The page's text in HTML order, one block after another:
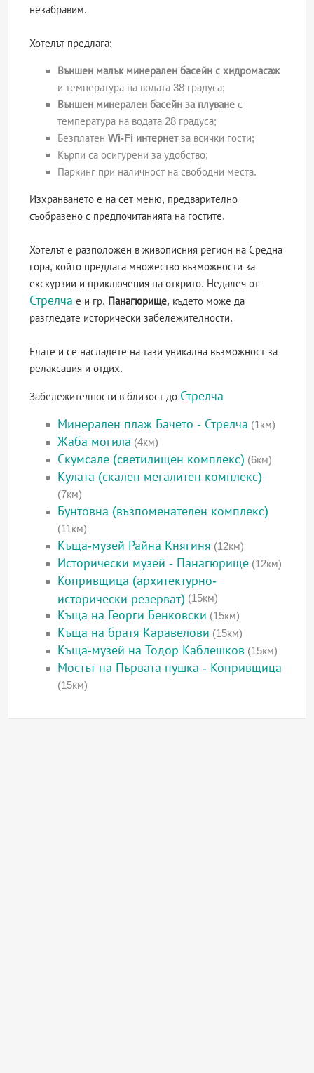
незабравим.
Хотелът предлага:
Външен малък минерален басейн с хидромасаж
и температура на водата 38 градуса;
Външен минерален басейн за плуване с
температура на водата 28 градуса;
БезплатенWi-Fi интернетза всички гости;
Кърпи са осигурени за удобство;
Паркинг при наличност на свободни места.
Изхранването е на сет меню, предварително
съобразено с предпочитанията на гостите.
Хотелът е разположен в живописния регион на Средна
гора, който предлага множество възможности за
екскурзии и приключения на открито. Недалеч от
Стрелча е и гр. Панагюрище, където може да
разгледате исторически забележителности.
Елате и се насладете на тази уникална възможност за
релаксация и отдих.
Забележителности в близост до Стрелча
Минерален плаж Бачето - Стрелча (1км)
Жаба могила (4км)
Скумсале (светилищен комплекс) (6км)
Кулата (скален мегалитен комплекс)
(7км)
Бунтовна (възпоменателен комплекс)
(11км)
Къща-музей Райна Княгиня (12км)
Исторически музей - Панагюрище (12км)
Копривщица (архитектурно-
исторически резерват) (15км)
Къща на Георги Бенковски (15км)
Къща на братя Каравелови (15км)
Къща-музей на Тодор Каблешков (15км)
Мостът на Първата пушка - Копривщица
(15км)